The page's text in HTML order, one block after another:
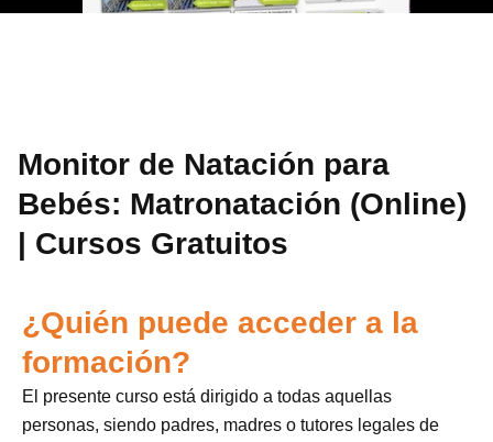
Monitor de Natación para
Bebés: Matronatación (Online)
| Cursos Gratuitos
¿Quién puede acceder a la
formación?
El presente curso está dirigido a todas aquellas
personas, siendo padres, madres o tutores legales de